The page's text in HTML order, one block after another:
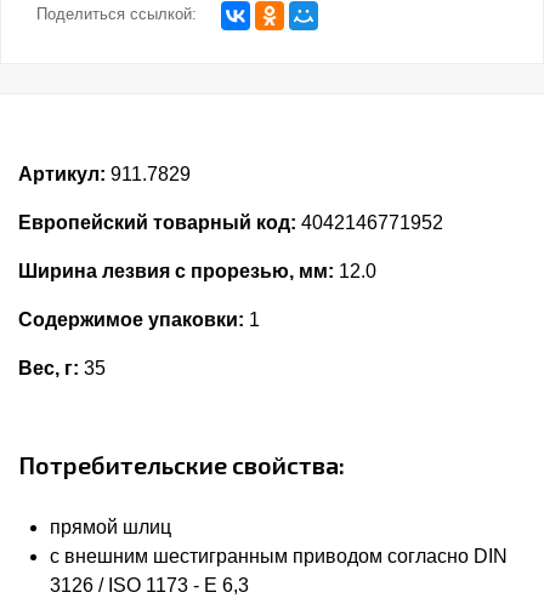
Поделиться ссылкой:
Артикул: 911.7829
Европейский товарный код: 4042146771952
Ширина лезвия с прорезью, мм: 12.0
Содержимое упаковки: 1
Вес, г: 35
Потребительские свойства:
прямой шлиц
с внешним шестигранным приводом согласно DIN
3126 / ISO 1173 - E 6,3